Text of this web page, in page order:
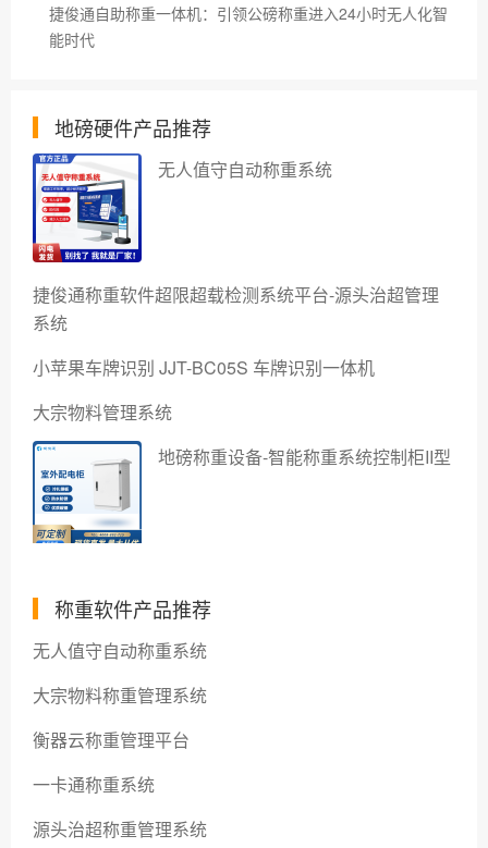
捷俊通自助称重一体机：引领公磅称重进入24小时无人化智
能时代
地磅硬件产品推荐
无人值守自动称重系统
捷俊通称重软件超限超载检测系统平台-源头治超管理
系统
小苹果车牌识别 JJT-BC05S 车牌识别一体机
大宗物料管理系统
地磅称重设备-智能称重系统控制柜II型
称重软件产品推荐
无人值守自动称重系统
大宗物料称重管理系统
衡器云称重管理平台
一卡通称重系统
源头治超称重管理系统